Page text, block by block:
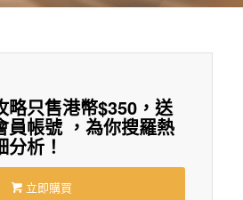
只售港幣$350，送
員帳號 ，為你搜羅熱
析！
立即購買